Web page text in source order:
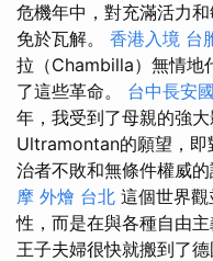
危機年中，對充滿活力
免於瓦解。 香港入境 台
拉（Chambilla）無情地
了這些革命。 台中長安
年，我受到了母親的強大
Ultramontan的願望，即
治者不敗和無條件權威的
摩 外燴 台北 這個世界
性，而是在與各種自由
王子夫婦很快就搬到了